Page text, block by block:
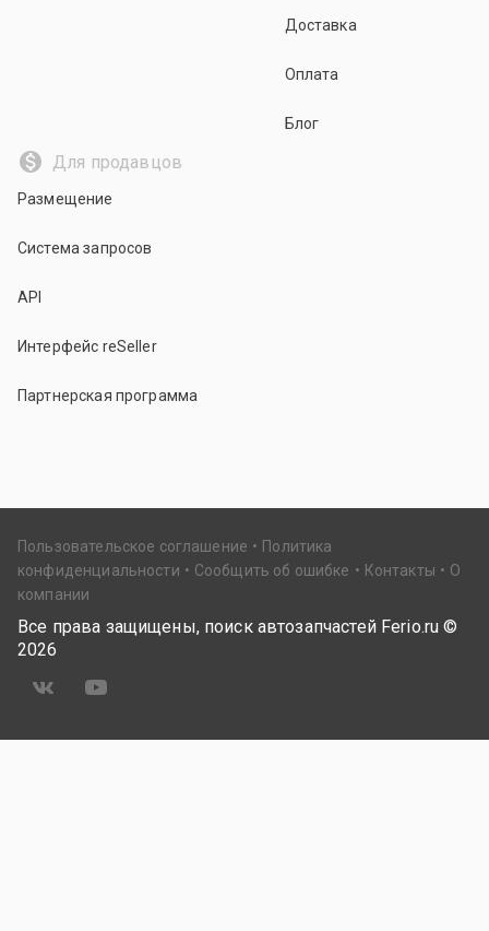
Доставка
Оплата
Блог
Для продавцов
Размещение
Система запросов
API
Интерфейс reSeller
Партнерская программа
Пользовательское соглашение
Политика
конфиденциальности
Сообщить об ошибке Контакты
О
компании
Все права защищены, поиск автозапчастей Ferio.ru ©
2026